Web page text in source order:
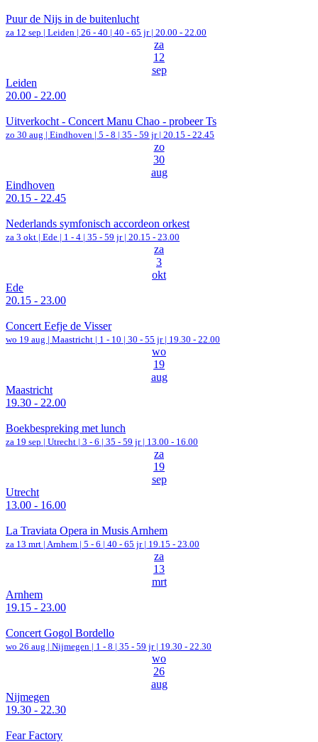
Puur de Nijs in de buitenlucht
za 12 sep | Leiden | 26 - 40 | 40 - 65 jr | 20.00 - 22.00
za
12
sep
Leiden
20.00 - 22.00
Uitverkocht - Concert Manu Chao - probeer Ts
zo 30 aug | Eindhoven | 5 - 8 | 35 - 59 jr | 20.15 - 22.45
zo
30
aug
Eindhoven
20.15 - 22.45
Nederlands symfonisch accordeon orkest
za 3 okt | Ede | 1 - 4 | 35 - 59 jr | 20.15 - 23.00
za
3
okt
Ede
20.15 - 23.00
Concert Eefje de Visser
wo 19 aug | Maastricht | 1 - 10 | 30 - 55 jr | 19.30 - 22.00
wo
19
aug
Maastricht
19.30 - 22.00
Boekbespreking met lunch
za 19 sep | Utrecht | 3 - 6 | 35 - 59 jr | 13.00 - 16.00
za
19
sep
Utrecht
13.00 - 16.00
La Traviata Opera in Musis Arnhem
za 13 mrt | Arnhem | 5 - 6 | 40 - 65 jr | 19.15 - 23.00
za
13
mrt
Arnhem
19.15 - 23.00
Concert Gogol Bordello
wo 26 aug | Nijmegen | 1 - 8 | 35 - 59 jr | 19.30 - 22.30
wo
26
aug
Nijmegen
19.30 - 22.30
Fear Factory